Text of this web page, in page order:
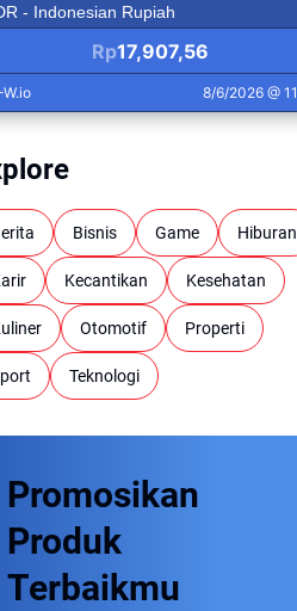
Bisnis Game Hiburan
Kecantikan Kesehatan
Otomotif Properti
Teknologi
Promosikan
Produk
Terbaikmu